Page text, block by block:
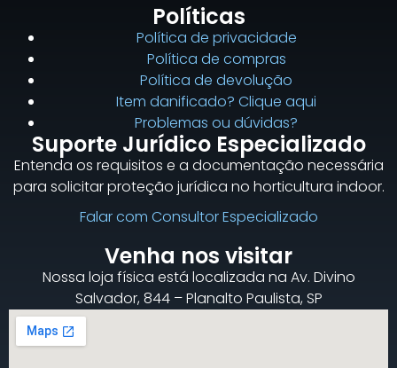
Políticas
Política de privacidade
Política de compras
Política de devolução
Item danificado? Clique aqui
Problemas ou dúvidas?
Suporte Jurídico Especializado
Entenda os requisitos e a documentação necessária
para solicitar proteção jurídica no horticultura indoor.
Falar com Consultor Especializado
Venha nos visitar
Nossa loja física está localizada na Av. Divino
Salvador, 844 – Planalto Paulista, SP